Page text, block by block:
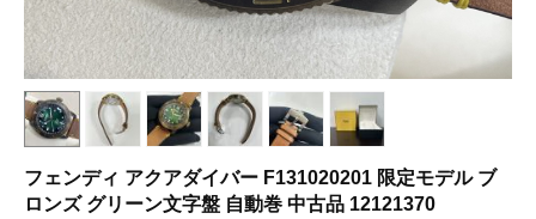
フェンディ アクアダイバー F131020201 限定モデル ブ
ロンズ グリーン文字盤 自動巻 中古品 12121370